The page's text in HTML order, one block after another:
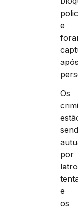
e
Os
por
e
os